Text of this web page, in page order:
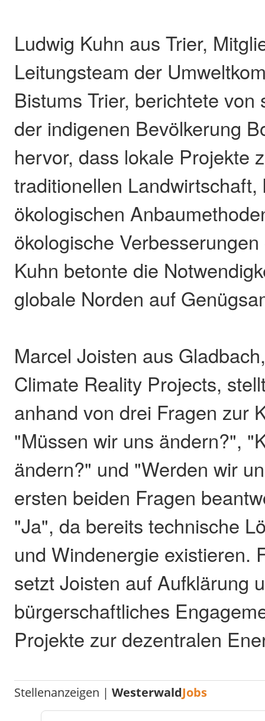
Ludwig Kuhn aus Trier,
Leitungsteam der
Bistums Trier, berichtete
der indigenen Bevölkerung
hervor, dass lokale Projekte
traditionellen
ökologischen
ökologische
Kuhn betonte die
globale Norden auf
Marcel Joisten aus
Climate Reality Projects,
anhand von drei Fragen zur
"Müssen wir uns ändern?",
ändern?" und "Werden wir
ersten beiden Fragen
"Ja", da bereits technische
und Windenergie existieren.
setzt Joisten auf Aufklärung
bürgerschaftliches
Projekte zur dezentralen
Stellenanzeigen |WesterwaldJobs